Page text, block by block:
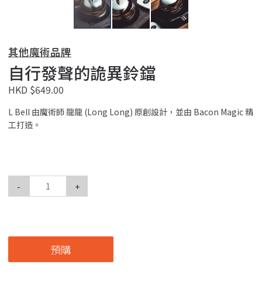
其他魔術品牌
自行發聲的詭異鈴鐺
HKD $649.00
L Bell 由魔術師 龍龍 (Long Long) 原創設計，並由 Bacon Magic 精
工打造。
- +
預購